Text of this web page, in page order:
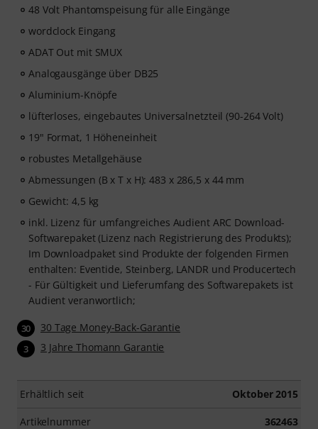
48 Volt Phantomspeisung für alle Eingänge
wordclock Eingang
ADAT Out mit SMUX
Analogausgänge über DB25
Aluminium-Knöpfe
lüfterloses, eingebautes Universalnetzteil (90-264 Volt)
19" Format, 1 Höheneinheit
robustes Metallgehäuse
Abmessungen (B x T x H): 483 x 286,5 x 44 mm
Gewicht: 4,5 kg
inkl. Lizenz für umfangreiches Audient ARC Download-
Softwarepaket (Lizenz nach Registrierung des Produkts);
Im Downloadpaket sind Produkte der folgenden Firmen
enthalten: Eventide, Steinberg, LANDR und Producertech
- Für Gültigkeit und Lieferumfang des Softwarepakets ist
Audient veranwortlich;
30 30 Tage Money-Back-Garantie
3 3 Jahre Thomann Garantie
Erhältlich seit Oktober 2015
Artikelnummer 362463